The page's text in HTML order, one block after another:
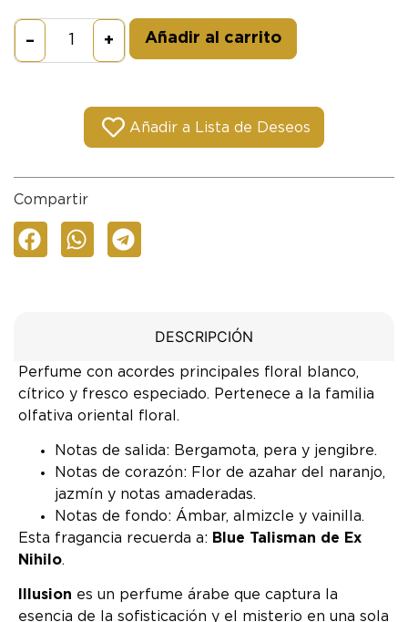
– + Añadir al carrito
Añadir a Lista de Deseos
Compartir
DESCRIPCIÓN
Perfume con acordes principales floral blanco,
cítrico y fresco especiado. Pertenece a la familia
olfativa oriental floral.
Notas de salida: Bergamota, pera y jengibre.
Notas de corazón: Flor de azahar del naranjo,
jazmín y notas amaderadas.
Notas de fondo: Ámbar, almizcle y vainilla.
Esta fragancia recuerda a: Blue Talisman de Ex
Nihilo.
Illusion es un perfume árabe que captura la
esencia de la sofisticación y el misterio en una sola